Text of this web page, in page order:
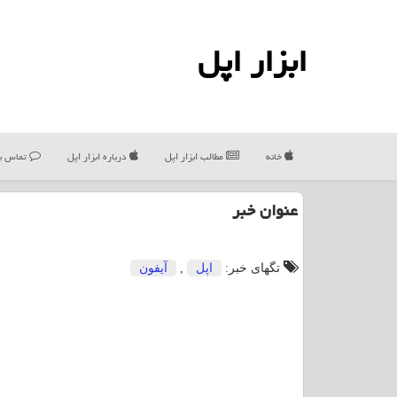
ابزار اپل
خانه مطالب ابزار اپل درباره ابزار اپل تماس
عنوان خبر
تگهای خبر: اپل , آیفون